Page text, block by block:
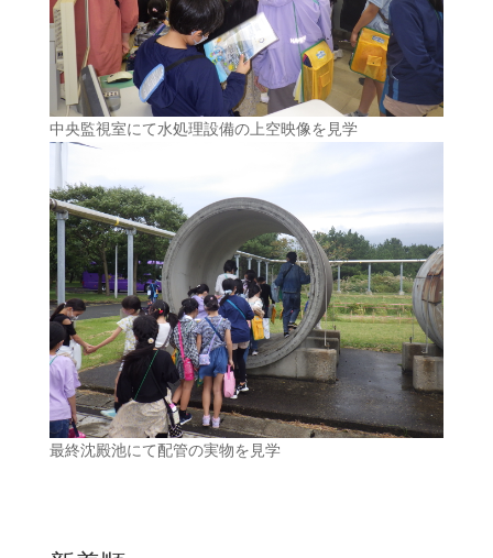
中央監視室にて水処理設備の上空映像を見学
最終沈殿池にて配管の実物を見学